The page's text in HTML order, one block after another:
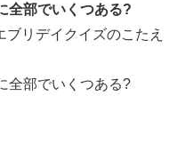
全部でいくつある?
リデイクイズのこたえ
全部でいくつある?